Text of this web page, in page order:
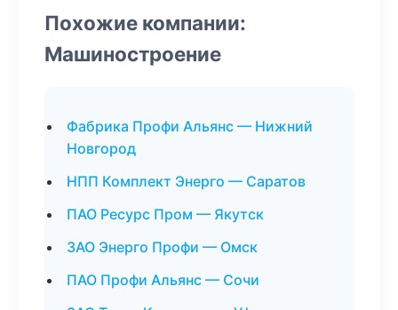
Похожие компании:
Машиностроение
Фабрика Профи Альянс — Нижний
Новгород
НПП Комплект Энерго — Саратов
ПАО Ресурс Пром — Якутск
ЗАО Энерго Профи — Омск
ПАО Профи Альянс — Сочи